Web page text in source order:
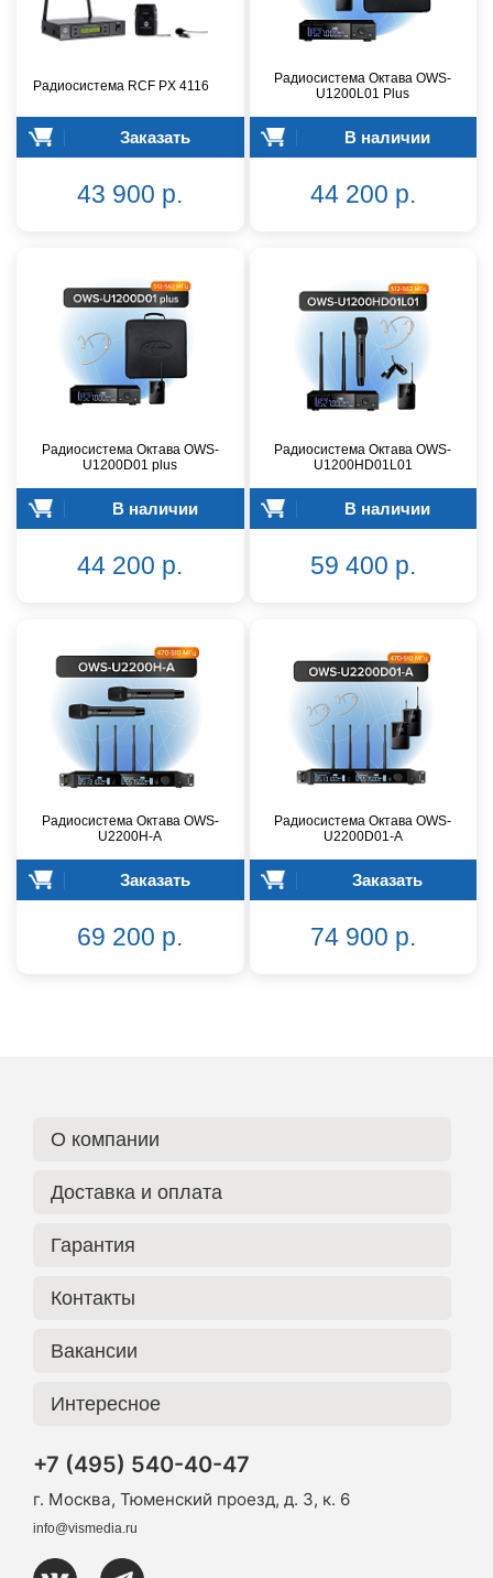
Радиосистема RCF PX 4116
Заказать
43 900 р.
Радиосистема Октава OWS-
U1200L01 Plus
В наличии
44 200 р.
Радиосистема Октава OWS-
U1200D01 plus
В наличии
44 200 р.
Радиосистема Октава OWS-
U1200HD01L01
В наличии
59 400 р.
Радиосистема Октава OWS-
U2200H-A
Заказать
69 200 р.
Радиосистема Октава OWS-
U2200D01-A
Заказать
74 900 р.
О компании
Доставка и оплата
Гарантия
Контакты
Вакансии
Интересное
+7 (495) 540-40-47
г. Москва, Тюменский проезд, д. 3, к. 6
info@vismedia.ru